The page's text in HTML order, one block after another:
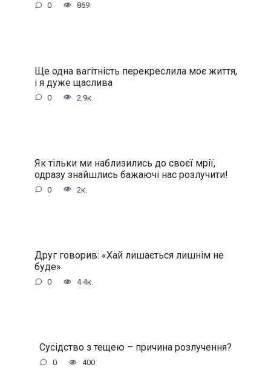
0 869
Ще одна вагітність перекреслила моє життя,
і я дуже щаслива
0 2.9к.
Як тільки ми наблизились до своєї мрії,
одразу знайшлись бажаючі нас розлучити!
0 2к.
Друг говорив: «Хай лишається лишнім не
буде»
0 4.4к.
Сусідство з тещею – причина розлучення?
0 400